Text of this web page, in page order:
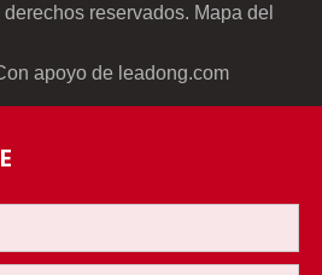
reservados. Mapa del
apoyo de leadong.com